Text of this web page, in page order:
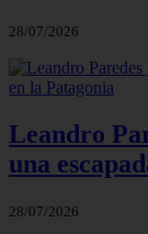
28/07/2026
Leandro
una
28/07/2026